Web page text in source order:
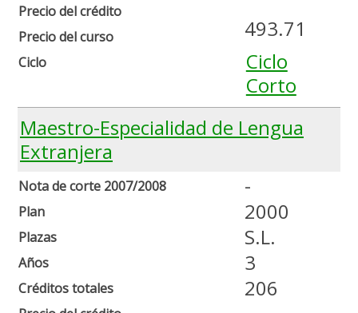
Precio del crédito
Precio del curso
Ciclo
493.71
Ciclo
Corto
Maestro-Especialidad de Lengua
Extranjera
Nota de corte 2007/2008
Plan
Plazas
Años
Créditos totales
-
2000
S.L.
3
206